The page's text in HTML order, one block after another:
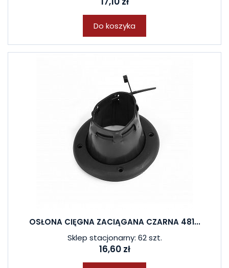
Do koszyka
OSŁONA CIĘGNA ZACIĄGANA CZARNA 481...
Sklep stacjonarny: 62 szt.
16,60 zł